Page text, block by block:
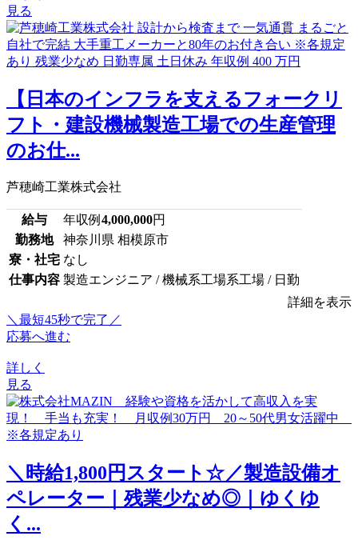
見る
【日本のインフラを支えるフォークリ
フト・建設機械製造工場での生産管理
のお仕...
芦穂崎工業株式会社
給与 年収例 4,000,000円
勤務地
神奈川県 相模原市
寮・社宅 なし
仕事内容 製造エンジニア / 機械系工場系工場 / 日勤
詳細を表示
＼最短45秒で完了／
応募へ進む
詳しく
見る
＼時給1,800円スタート☆／製造設備オ
ペレーター｜残業少なめ◎｜ゆくゆ
く...